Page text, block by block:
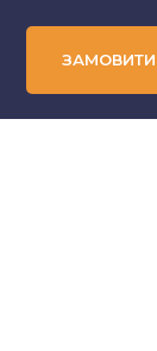
ЗАМОВИТИ